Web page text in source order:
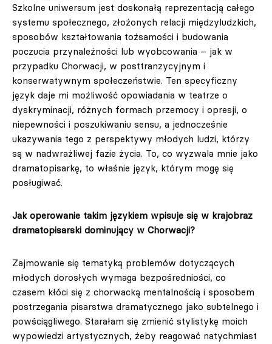
Szkolne uniwersum jest doskonałą reprezentacją całego
systemu społecznego, złożonych relacji międzyludzkich,
sposobów kształtowania tożsamości i budowania
poczucia przynależności lub wyobcowania – jak w
przypadku Chorwacji, w posttranzycyjnym i
konserwatywnym społeczeństwie. Ten specyficzny
język daje mi możliwość opowiadania w teatrze o
dyskryminacji, różnych formach przemocy i opresji, o
niepewności i poszukiwaniu sensu, a jednocześnie
ukazywania tego z perspektywy młodych ludzi, którzy
są w nadwrażliwej fazie życia. To, co wyzwala mnie jako
dramatopisarkę, to właśnie język, którym mogę się
posługiwać.
Jak operowanie takim językiem wpisuje się w krajobraz
dramatopisarski dominujący w Chorwacji?
Zajmowanie się tematyką problemów dotyczących
młodych dorosłych wymaga bezpośredniości, co
czasem kłóci się z chorwacką mentalnością i sposobem
postrzegania pisarstwa dramatycznego jako subtelnego i
powściągliwego. Starałam się zmienić stylistykę moich
wypowiedzi artystycznych, żeby reagować natychmiast